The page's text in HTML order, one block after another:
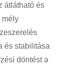
átlátható és
mély
és stabilitása
döntést a